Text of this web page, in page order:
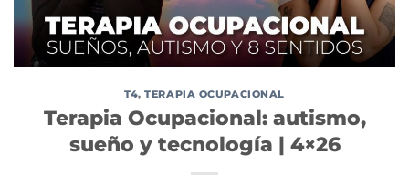
T4,TERAPIA OCUPACIONAL
Terapia Ocupacional: autismo,
sueño y tecnología | 4×26